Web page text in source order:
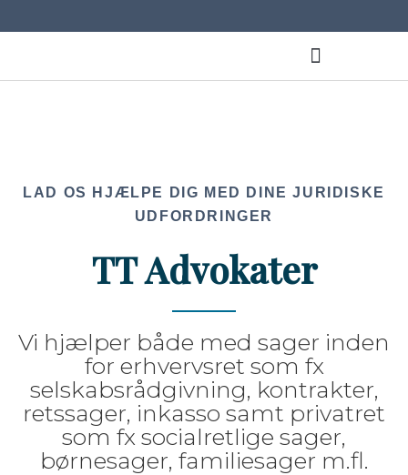
LAD OS HJÆLPE DIG MED DINE JURIDISKE
UDFORDRINGER
TT Advokater
Vi hjælper både med sager inden
for erhvervsret som fx
selskabsrådgivning, kontrakter,
retssager, inkasso samt privatret
som fx socialretlige sager,
børnesager, familiesager m.fl.